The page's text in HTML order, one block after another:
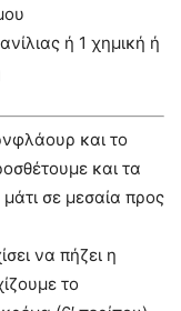
ή 1 χημική ή
και το
και τα
σε μεσαία προς
να πήζει η
το